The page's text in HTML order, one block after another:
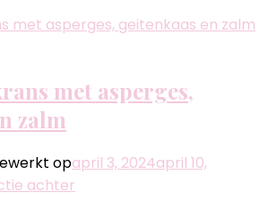
met asperges,
zalm
opapril 3, 2024april 10,
achter